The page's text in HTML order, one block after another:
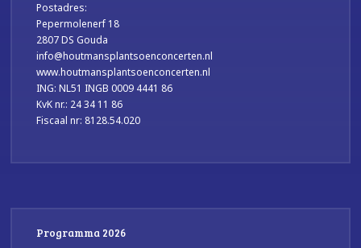
Postadres:
Pepermolenerf 18
2807 DS Gouda
info@houtmansplantsoenconcerten.nl
www.houtmansplantsoenconcerten.nl
ING: NL51 INGB 0009 4441 86
KvK nr.: 24 34 11 86
Fiscaal nr: 8128.54.020
Programma 2026